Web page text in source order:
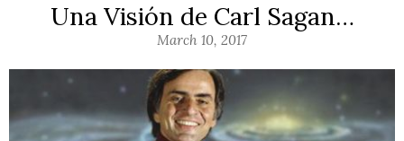
Una Visión de Carl Sagan…
March 10, 2017